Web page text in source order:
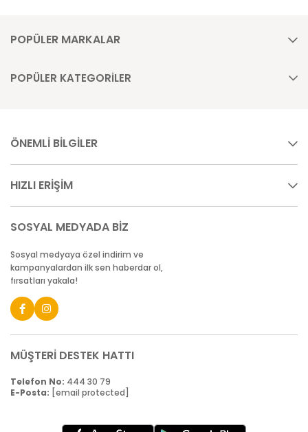
POPÜLER MARKALAR
POPÜLER KATEGORİLER
ÖNEMLİ BİLGİLER
HIZLI ERİŞİM
SOSYAL MEDYADA BİZ
Sosyal medyaya özel indirim ve
kampanyalardan ilk sen haberdar ol,
fırsatları yakala!
MÜŞTERİ DESTEK HATTI
Telefon No: 444 30 79
E-Posta: [email protected]